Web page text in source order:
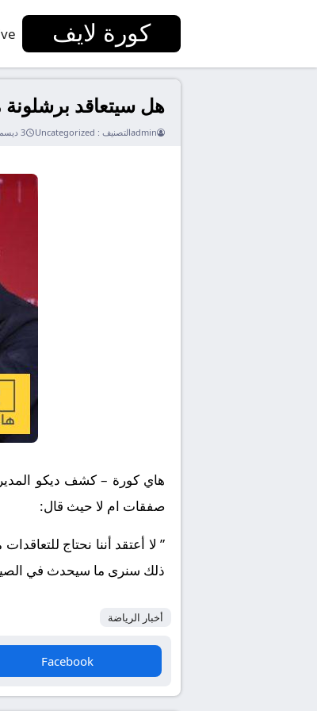
كورة لايف
هل سيتعاقد
adminالتصنيف : Uncategorized 3 ديسمبر 2025
هاي كورة – كشف ديكو المدير
صفقات ام لا حيث قال:
” لا أعتقد أننا نحتاج
ذلك سنرى ما سيحدث في
أخبار الرياضة
Facebook